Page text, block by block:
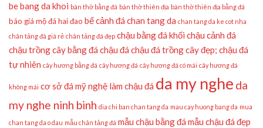
be bang da khoi bàn thờ bằng đá bàn thờ thiên địa bàn thờ thiên địa bằng đá
báo giá mộ đá hai đao bể cảnh đá chan tang da chan tang da ke cot nha
chân tảng đá giá rẻ chân tảng đá đẹp chậu bằng đá khối chậu cảnh đá
chậu trồng cây bằng đá chậu đá chậu đá trồng cây đẹp; chậu đá
tự nhiên cây hương bằng đá cây hương đá cây hương đá có mái cây hương đá
không mái cơ sở đá mỹ nghệ làm chậu đá da my nghe da
my nghe ninh binh dia chi ban chan tang da mau cay huong bang da mua
chan tang da o dau mẫu chân tảng đá mẫu chậu bằng đá mẫu chậu đá đẹp